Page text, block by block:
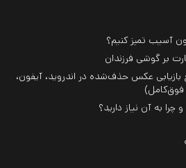
آسیب تمیز کنیم؟
بر گوشی فرزندان
عکس حذف‌شده در اندروید، آیفون،